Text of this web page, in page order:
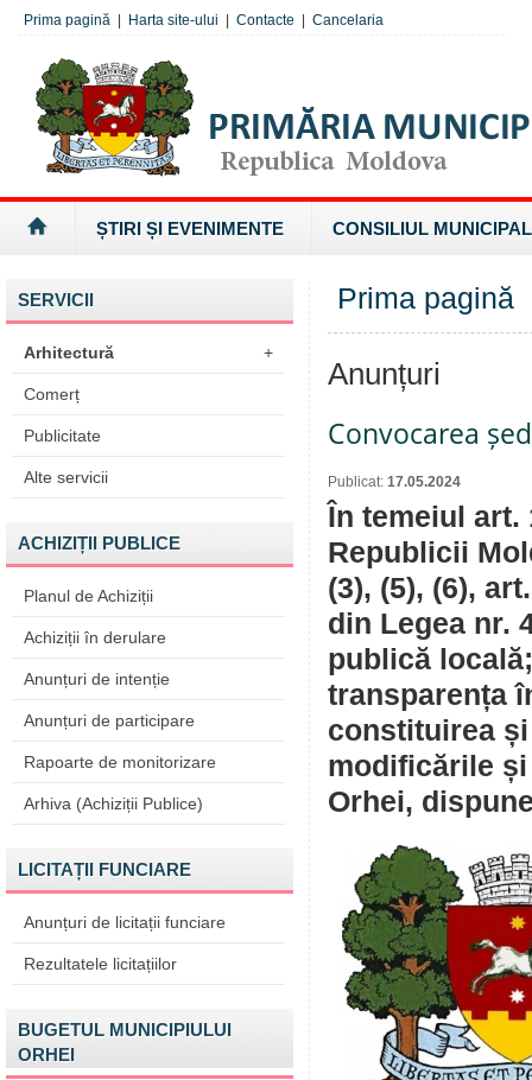
Prima pagină Harta site-ului Contacte Cancelaria
ȘTIRI ȘI EVENIMENTE CONSILIUL MUNICIPAL
SERVICII
Arhitectură +
Comerț
Publicitate
Alte servicii
ACHIZIȚII PUBLICE
Planul de Achiziții
Achiziții în derulare
Anunțuri de intenție
Anunțuri de participare
Rapoarte de monitorizare
Arhiva (Achiziții Publice)
LICITAȚII FUNCIARE
Anunțuri de licitații funciare
Rezultatele licitațiilor
BUGETUL MUNICIPIULUI
ORHEI
Prima pagină
Anunțuri
Convocarea
Publicat: 17.05.2024
În temeiul art.
Republicii
(3), (5), (6),
din Legea nr.
publică
transparența
constituirea
modificările
Orhei,